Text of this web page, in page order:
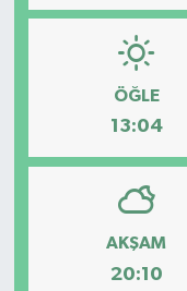
ÖĞLE
13:04
AKŞAM
20:10